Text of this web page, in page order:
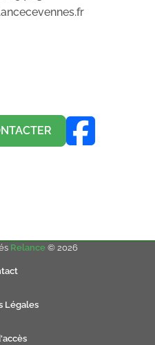
Relance© 2026
Légales